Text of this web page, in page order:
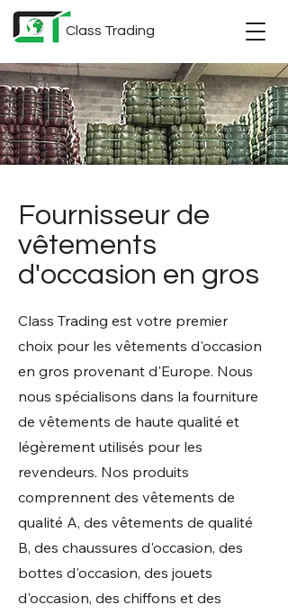
Class Trading
Fournisseur de
vêtements
d'occasion en gros
Class Trading est votre premier
choix pour les vêtements d'occasion
en gros provenant d'Europe. Nous
nous spécialisons dans la fourniture
de vêtements de haute qualité et
légèrement utilisés pour les
revendeurs. Nos produits
comprennent des vêtements de
qualité A, des vêtements de qualité
B, des chaussures d'occasion, des
bottes d'occasion, des jouets
d'occasion, des chiffons et des